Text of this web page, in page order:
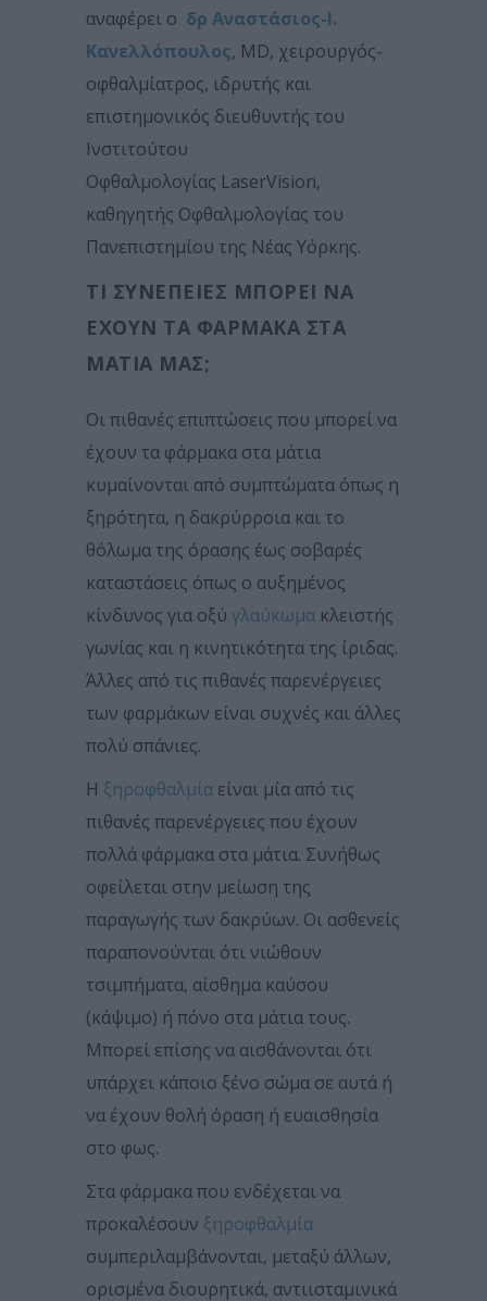
αναφέρει ο δρ Αναστάσιος-Ι.
Κανελλόπουλος, MD, χειρουργός-
οφθαλμίατρος, ιδρυτής και
επιστημονικός διευθυντής του
Ινστιτούτου
Οφθαλμολογίας LaserVision,
καθηγητής Οφθαλμολογίας του
Πανεπιστημίου της Νέας Υόρκης.
ΤΙ ΣΥΝΈΠΕΙΕΣ ΜΠΟΡΕΊ ΝΑ
ΈΧΟΥΝ ΤΑ ΦΆΡΜΑΚΑ ΣΤΑ
ΜΆΤΙΑ ΜΑΣ;
Οι πιθανές επιπτώσεις που μπορεί να
έχουν τα φάρμακα στα μάτια
κυμαίνονται από συμπτώματα όπως η
ξηρότητα, η δακρύρροια και το
θόλωμα της όρασης έως σοβαρές
καταστάσεις όπως ο αυξημένος
κίνδυνος για οξύ γλαύκωμα κλειστής
γωνίας και η κινητικότητα της ίριδας.
Άλλες από τις πιθανές παρενέργειες
των φαρμάκων είναι συχνές και άλλες
πολύ σπάνιες.
Η ξηροφθαλμία είναι μία από τις
πιθανές παρενέργειες που έχουν
πολλά φάρμακα στα μάτια. Συνήθως
οφείλεται στην μείωση της
παραγωγής των δακρύων. Οι ασθενείς
παραπονούνται ότι νιώθουν
τσιμπήματα, αίσθημα καύσου
(κάψιμο) ή πόνο στα μάτια τους.
Μπορεί επίσης να αισθάνονται ότι
υπάρχει κάποιο ξένο σώμα σε αυτά ή
να έχουν θολή όραση ή ευαισθησία
στο φως.
Στα φάρμακα που ενδέχεται να
προκαλέσουν ξηροφθαλμία
συμπεριλαμβάνονται, μεταξύ άλλων,
ορισμένα διουρητικά, αντιισταμινικά